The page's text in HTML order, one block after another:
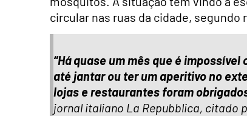
circular nas ruas da cidade,
“Há quase um mês que é
até jantar ou ter um aperitivo no
lojas e restaurantes foram
jornal italiano La Repubblica, citado